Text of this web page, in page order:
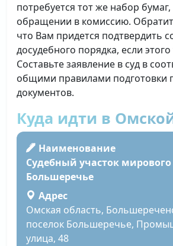
потребуется тот же набор
обращении в комиссию.
что Вам придется подтвердить
досудебного порядка, если
Составьте заявление в суд в
общими правилами подготовки
документов.
Куда идти в
Наименование
Судебный участок
Большеречье
Адрес
Омская область,
поселок Большеречье,
улица, 48